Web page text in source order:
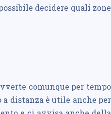
decidere quali zone
comunque per tempo
distanza è utile anche per